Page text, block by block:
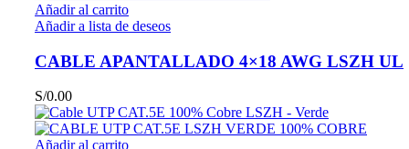
Añadir al carrito
Añadir a lista de deseos
CABLE APANTALLADO 4×18 AWG LSZH UL
S/0.00
Añadir al carrito